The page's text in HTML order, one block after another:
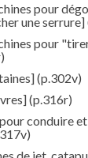
pour
une serrure]
pour
(p.302v)
(p.316r)
conduire